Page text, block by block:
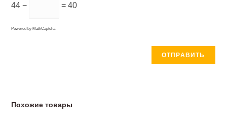
44 − = 40
Powered by MathCaptcha
Похожие товары